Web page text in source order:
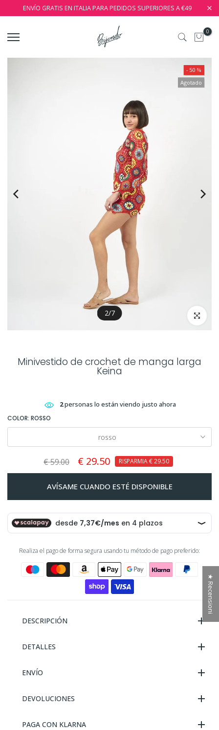
ENVÍO GRATIS EN ITALIA PARA PEDIDOS SUPERIORES A €49
0
2/7
- 50 %
Agotado
clickea
Minivestido de crochet de manga larga
Keina
2personas lo están viendo justo ahora
COLOR: ROSSO
rosso
€ 59.00 € 29.50 RISPARMIA€ 29.50
AVÍSAME CUANDO ESTÉ DISPONIBLE
Realiza el pago de forma segura usando tu método de pago preferido:
DESCRIPCIÓN
DETALLES
ENVÍO
DEVOLUCIONES
PAGA CON KLARNA
★ Recensioni